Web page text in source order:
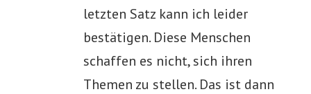
letzten Satz kann ich leider
bestätigen. Diese Menschen
schaffen es nicht, sich ihren
Themen zu stellen. Das ist dann